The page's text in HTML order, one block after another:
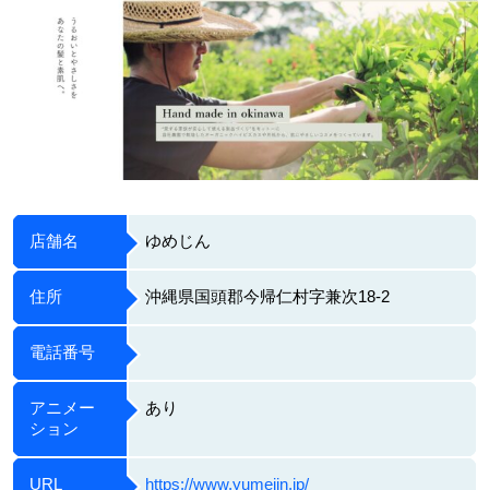
店舗名 ゆめじん
住所 沖縄県国頭郡今帰仁村字兼次18-2
電話番号
アニメー
ション
あり
URL https://www.yumejin.jp/